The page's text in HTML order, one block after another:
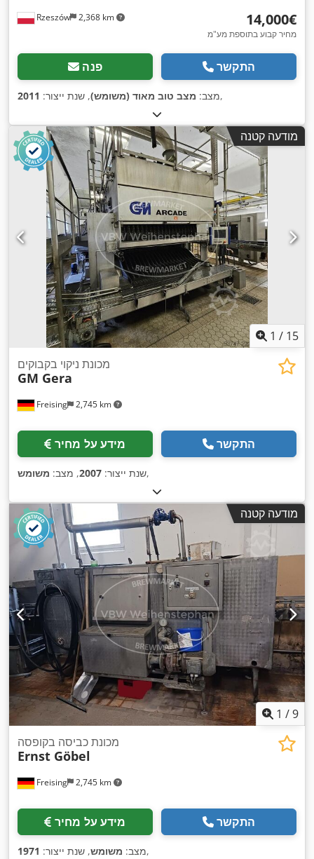
Rzeszów 2,368 km ‏14,000 ‏€
מחיר קבוע בתוספת מע"מ
פנה התקשר
מצב: מצב טוב מאוד (משומש), שנת ייצור: 2011 ,
מודעה קטנה
1 / 15
Freising 2,745 km
מכונת ניקוי בקבוקים
GM Gera
מידע על מחיר התקשר
שנת ייצור: 2007, מצב: משומש ,
מודעה קטנה
1 /9
Freising 2,745 km
מכונת כביסה בקופסה
Ernst Göbel
מידע על מחיר התקשר
מצב: משומש, שנת ייצור: 1971 ,